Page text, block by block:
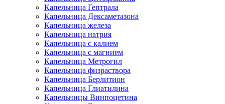
Капельница Гептрала
Капельница Дексаметазона
Капельница железа
Капельница натрия
Капельница с калием
Капельница с магнием
Капельница Метрогил
Капельница физраствора
Капельница Берлитион
Капельница Глиатилина
Капельницы Винпоцетина